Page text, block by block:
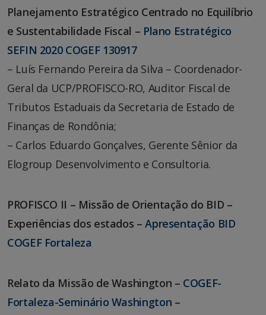
Planejamento Estratégico Centrado no Equilíbrio
e Sustentabilidade Fiscal – Plano Estratégico
SEFIN 2020 COGEF 130917
– Luís Fernando Pereira da Silva – Coordenador-
Geral da UCP/PROFISCO-RO, Auditor Fiscal de
Tributos Estaduais da Secretaria de Estado de
Finanças de Rondônia;
– Carlos Eduardo Gonçalves, Gerente Sênior da
Elogroup Desenvolvimento e Consultoria.
PROFISCO II – Missão de Orientação do BID –
Experiências dos estados –Apresentação BID
COGEF Fortaleza
Relato da Missão de Washington – COGEF-
Fortaleza-Seminário Washington –